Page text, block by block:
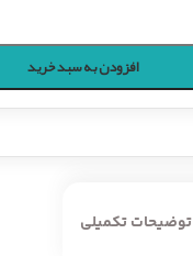
افزودن به سبد خرید
توضیحات تکمیلی